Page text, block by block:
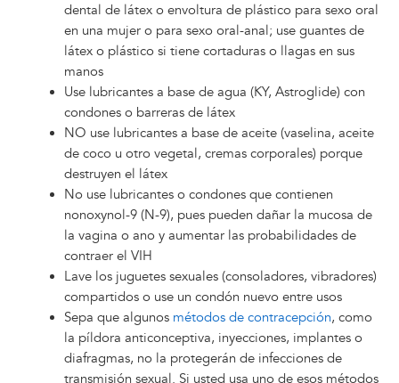
dental de látex o envoltura de plástico para sexo oral
en una mujer o para sexo oral-anal; use guantes de
látex o plástico si tiene cortaduras o llagas en sus
manos
Use lubricantes a base de agua (KY, Astroglide) con
condones o barreras de látex
NO use lubricantes a base de aceite (vaselina, aceite
de coco u otro vegetal, cremas corporales) porque
destruyen el látex
No use lubricantes o condones que contienen
nonoxynol-9 (N-9), pues pueden dañar la mucosa de
la vagina o ano y aumentar las probabilidades de
contraer el VIH
Lave los juguetes sexuales (consoladores, vibradores)
compartidos o use un condón nuevo entre usos
Sepa que algunos métodos de contracepción, como
la píldora anticonceptiva, inyecciones, implantes o
diafragmas, no la protegerán de infecciones de
transmisión sexual. Si usted usa uno de esos métodos